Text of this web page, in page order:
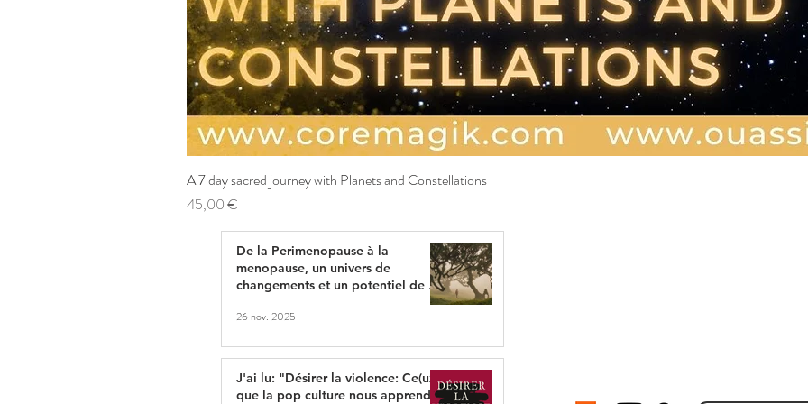
A 7 day sacred journey with Planets and Constellations
Prix
45,00 €
De la Perimenopause à la
menopause, un univers de
changements et un potentiel de re-
vieillissement.
26 nov. 2025
J'ai lu: "Désirer la violence: Ce(ux)
que la pop culture nous apprend à